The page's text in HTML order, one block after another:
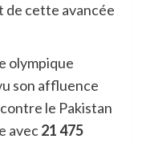
de cette avancée
olympique
son affluence
le Pakistan
avec21 475